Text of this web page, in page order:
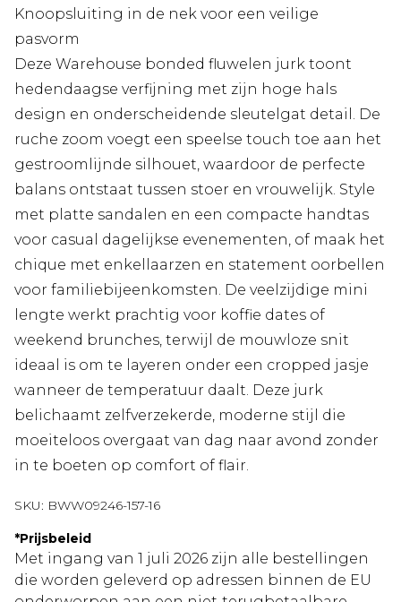
Knoopsluiting in de nek voor een veilige
pasvorm
Deze Warehouse bonded fluwelen jurk toont
hedendaagse verfijning met zijn hoge hals
design en onderscheidende sleutelgat detail. De
ruche zoom voegt een speelse touch toe aan het
gestroomlijnde silhouet, waardoor de perfecte
balans ontstaat tussen stoer en vrouwelijk. Style
met platte sandalen en een compacte handtas
voor casual dagelijkse evenementen, of maak het
chique met enkellaarzen en statement oorbellen
voor familiebijeenkomsten. De veelzijdige mini
lengte werkt prachtig voor koffie dates of
weekend brunches, terwijl de mouwloze snit
ideaal is om te layeren onder een cropped jasje
wanneer de temperatuur daalt. Deze jurk
belichaamt zelfverzekerde, moderne stijl die
moeiteloos overgaat van dag naar avond zonder
in te boeten op comfort of flair.
SKU: BWW09246-157-16
*Prijsbeleid
Met ingang van 1 juli 2026 zijn alle bestellingen
die worden geleverd op adressen binnen de EU